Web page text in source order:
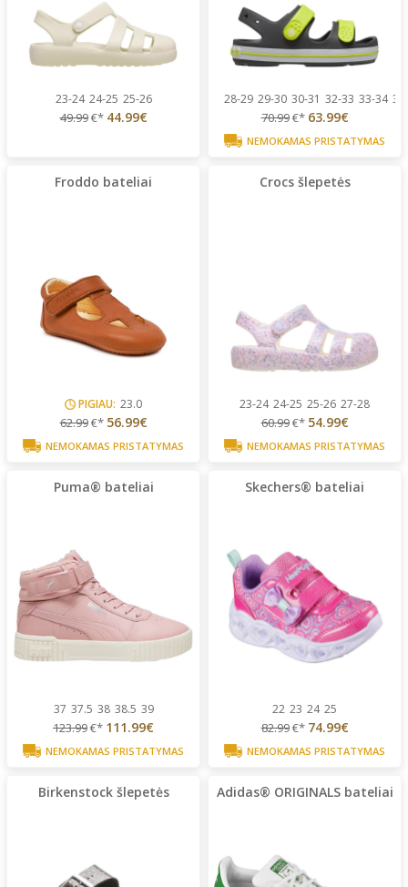
23-24 24-25 25-26
49.99€* 44.99€
28-29 29-30 30-31 32-33 33-34
70.99€* 63.99€
NEMOKAMAS PRISTATYMAS
Froddo bateliai
PIGIAU: 23.0
62.99€* 56.99€
NEMOKAMAS PRISTATYMAS
Crocs šlepetės
23-24 24-25 25-26 27-28
60.99€* 54.99€
NEMOKAMAS PRISTATYMAS
Puma® bateliai
37 37.5 38 38.5 39
123.99€* 111.99€
NEMOKAMAS PRISTATYMAS
Skechers® bateliai
22 23 24 25
82.99€* 74.99€
NEMOKAMAS PRISTATYMAS
Birkenstock šlepetės Adidas® ORIGINALS bateliai